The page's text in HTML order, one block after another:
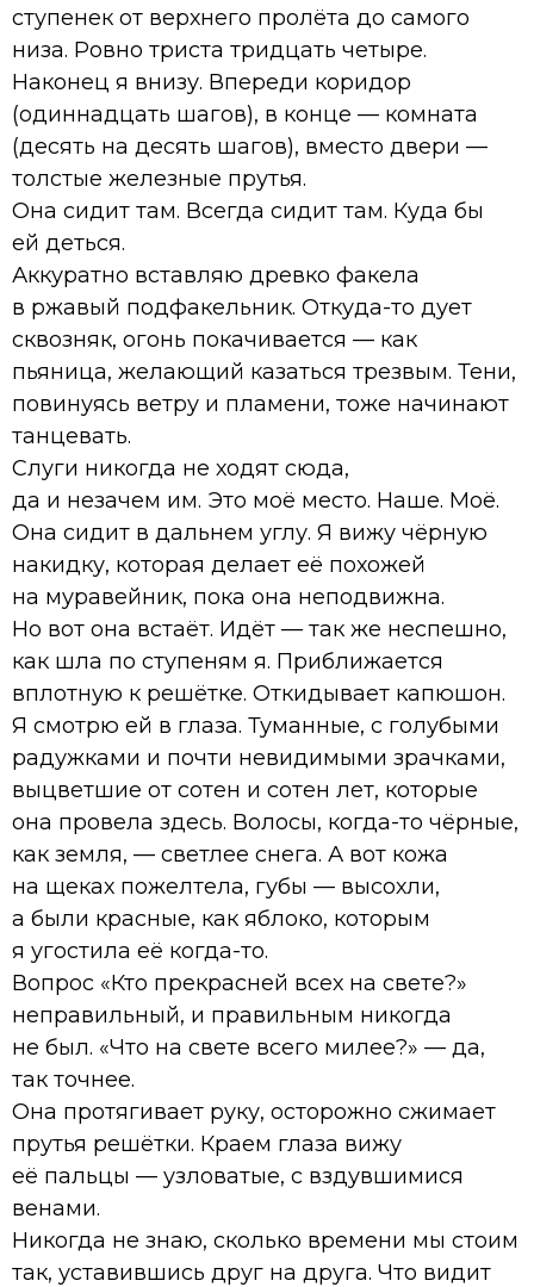
ступенек от верхнего пролёта до самого
низа. Ровно триста тридцать четыре.
Наконец я внизу. Впереди коридор
(одиннадцать шагов), в конце — комната
(десять на десять шагов), вместо двери —
толстые железные прутья.
Она сидит там. Всегда сидит там. Куда бы
ей деться.
Аккуратно вставляю древко факела
в ржавый подфакельник. Откуда-то дует
сквозняк, огонь покачивается — как
пьяница, желающий казаться трезвым. Тени,
повинуясь ветру и пламени, тоже начинают
танцевать.
Слуги никогда не ходят сюда,
да и незачем им. Это моё место. Наше. Моё.
Она сидит в дальнем углу. Я вижу чёрную
накидку, которая делает её похожей
на муравейник, пока она неподвижна.
Но вот она встаёт. Идёт — так же неспешно,
как шла по ступеням я. Приближается
вплотную к решётке. Откидывает капюшон.
Я смотрю ей в глаза. Туманные, с голубыми
радужками и почти невидимыми зрачками,
выцветшие от сотен и сотен лет, которые
она провела здесь. Волосы, когда-то чёрные,
как земля, — светлее снега. А вот кожа
на щеках пожелтела, губы — высохли,
а были красные, как яблоко, которым
я угостила её когда-то.
Вопрос «Кто прекрасней всех на свете?»
неправильный, и правильным никогда
не был. «Что на свете всего милее?» — да,
так точнее.
Она протягивает руку, осторожно сжимает
прутья решётки. Краем глаза вижу
её пальцы — узловатые, с вздувшимися
венами.
Никогда не знаю, сколько времени мы стоим
так, уставившись друг на друга. Что видит